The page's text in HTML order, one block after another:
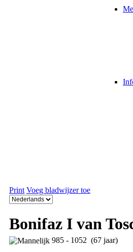
Print Voeg bladwijzer toe
Bonifaz I van
985 - 1052 (67 jaar)